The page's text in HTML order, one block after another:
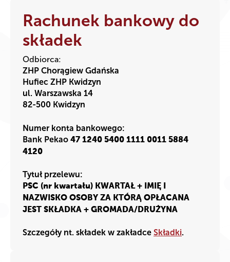
Rachunek bankowy do
składek
Odbiorca:
ZHP Chorągiew Gdańska
Hufiec ZHP Kwidzyn
ul. Warszawska 14
82-500 Kwidzyn
Numer konta bankowego:
Bank Pekao 47 1240 5400 1111 0011 5884
4120
Tytuł przelewu:
PSC (nr kwartału) KWARTAŁ + IMIĘ I
NAZWISKO OSOBY ZA KTÓRĄ OPŁACANA
JEST SKŁADKA + GROMADA/DRUŻYNA
Szczegóły nt. składek w zakładce Składki.